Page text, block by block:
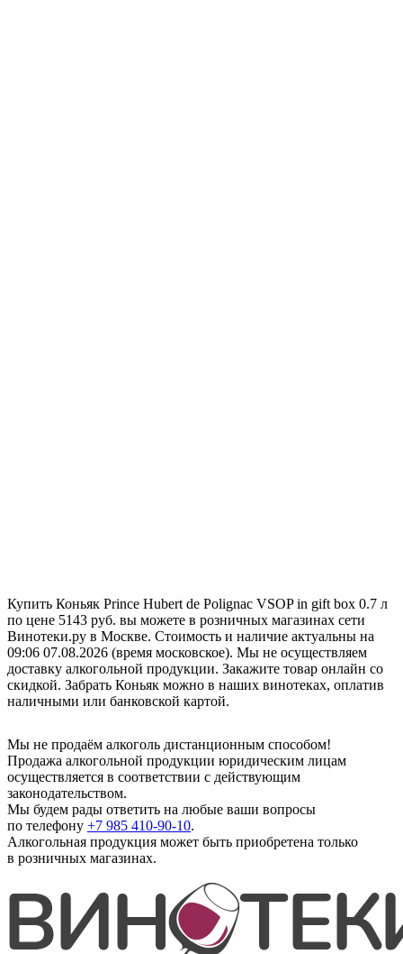
Купить Коньяк Prince Hubert de Polignac VSOP in gift box 0.7 л
по цене 5143 руб. вы можете в розничных магазинах сети
Винотеки.ру в Москве. Стоимость и наличие актуальны на
09:06 07.08.2026 (время московское). Мы не осуществляем
доставку алкогольной продукции. Закажите товар онлайн со
скидкой. Забрать Коньяк можно в наших винотеках, оплатив
наличными или банковской картой.
Мы не продаём алкоголь дистанционным способом!
Продажа алкогольной продукции юридическим лицам
осуществляется в соответствии с действующим
законодательством.
Мы будем рады ответить на любые ваши вопросы
по телефону +7 985 410-90-10.
Алкогольная продукция может быть приобретена только
в розничных магазинах.